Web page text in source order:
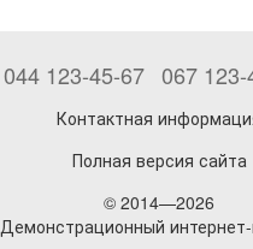
044 123-45-67 067
Контактная
Полная версия сайта
© 2014—2026
Демонстрационный